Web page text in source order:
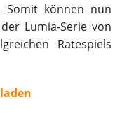
Somit können nun
Lumia-Serie von
Ratespiels